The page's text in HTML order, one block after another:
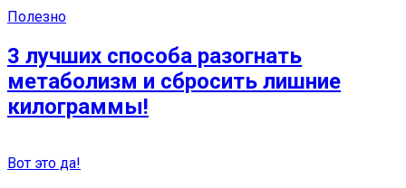
Полезно
3 лучших способа разогнать
метаболизм и сбросить лишние
килограммы!
Вот это да!